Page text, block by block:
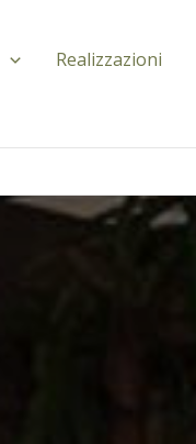
Realizzazioni